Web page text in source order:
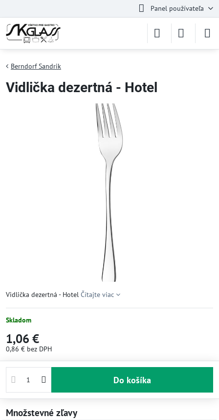
Panel používateľa
Berndorf Sandrik
Vidlička dezertná - Hotel
Vidlička dezertná - Hotel Čítajte viac
Skladom
1,06 €
0,86 € bez DPH
Do košíka
Množstevné zľavy